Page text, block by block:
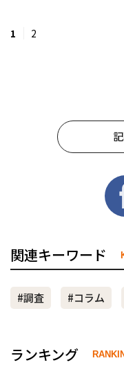
1 2
関連キーワード
#調査 #コラム
ランキング